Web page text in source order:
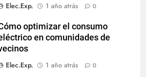
Elec.Exp.
1 año atrás 0
optimizar el consumo
en comunidades de
Elec.Exp.
1 año atrás 0